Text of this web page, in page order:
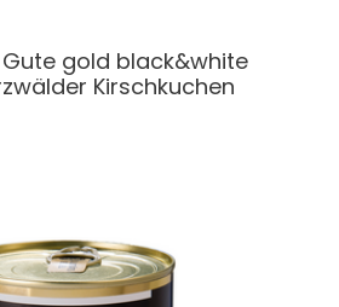
gold black&white
Kirschkuchen